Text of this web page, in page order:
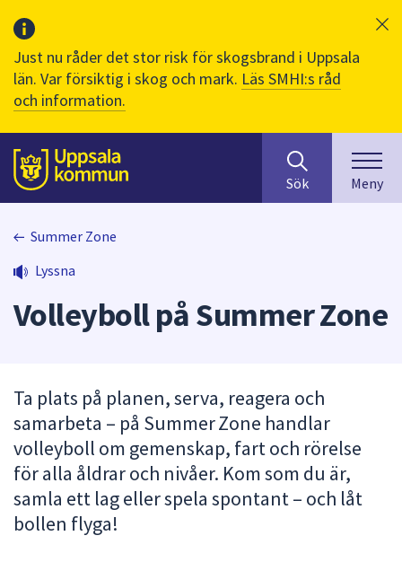
Just nu råder det stor risk för skogsbrand i Uppsala
län. Var försiktig i skog och mark. Läs SMHI:s råd
och information.
Till sidans
huvudinnehåll
efter
innehåll
på
skriva
sökförslag
att
presenteras
under
fältet.
Använd
Sök Meny
Summer Zone
Lyssna
Volleyboll på Summer Zone
Ta plats på planen, serva, reagera och
samarbeta – på Summer Zone handlar
volleyboll om gemenskap, fart och rörelse
för alla åldrar och nivåer. Kom som du är,
samla ett lag eller spela spontant – och låt
bollen flyga!